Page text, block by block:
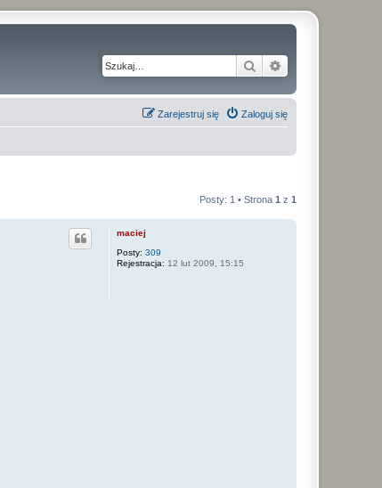
Szukaj
Zaloguj się
Zarejestruj się
Posty: 1 • Strona 1 z 1
maciej
Posty: 309
Rejestracja: 12 lut 2009, 15:15